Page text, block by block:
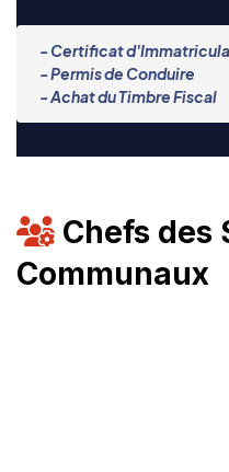
- Certificat
- Permis de Conduire
- Achat du Timbre Fiscal
Chefs des
Communaux